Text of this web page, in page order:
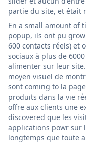
partie du site, et était
En a small amount of
popup, ils ont pu
600 contacts réels) et
sociaux à plus de
alimenter sur leur
moyen visuel de
sont coming to la
produits dans la vie
offre aux clients une
discovered que les
applications powr sur
longtemps que toute